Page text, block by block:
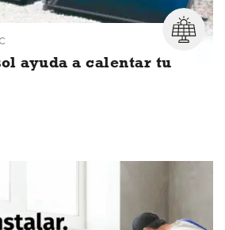
ayuda a calentar tu